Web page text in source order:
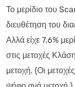
Το μερίδιο του
διευθέτηση του
Αλλά είχε 7,6%
στις μετοχές
μετοχή. (Οι